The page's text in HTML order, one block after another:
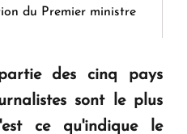
du Premier ministre
qu’on parle de
»
des cinq pays
sont le plus
ce qu'indique le